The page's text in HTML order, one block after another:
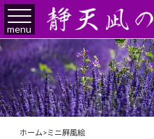
menu
ホーム>ミニ屛風絵